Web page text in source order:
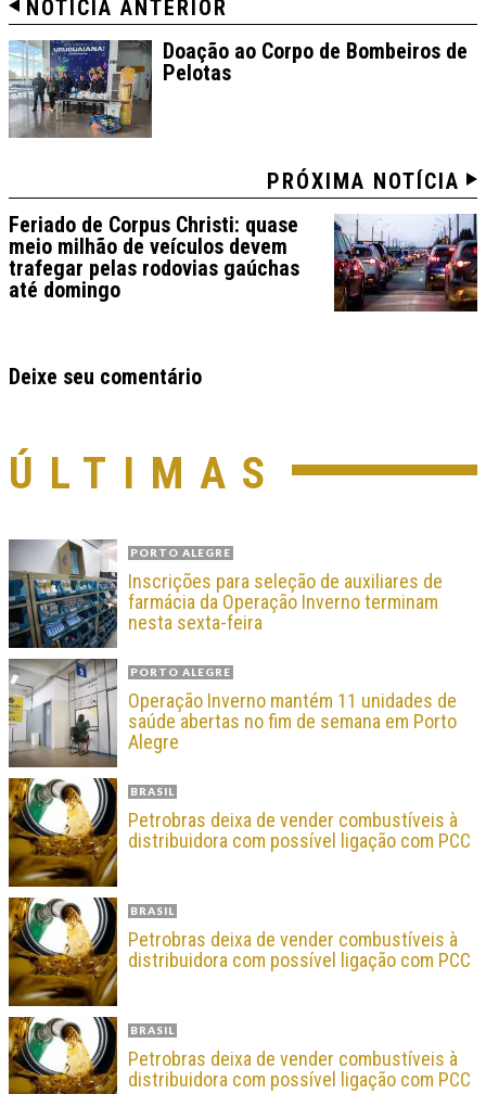
NOTÍCIA ANTERIOR
Doação ao Corpo de Bombeiros de
Pelotas
PRÓXIMA NOTÍCIA
Feriado de Corpus Christi: quase
meio milhão de veículos devem
trafegar pelas rodovias gaúchas
até domingo
Deixe seu comentário
ÚLTIMAS
PORTO ALEGRE
Inscrições para seleção de auxiliares de
farmácia da Operação Inverno terminam
nesta sexta-feira
PORTO ALEGRE
Operação Inverno mantém 11 unidades de
saúde abertas no fim de semana em Porto
Alegre
BRASIL
Petrobras deixa de vender combustíveis à
distribuidora com possível ligação com PCC
BRASIL
Petrobras deixa de vender combustíveis à
distribuidora com possível ligação com PCC
BRASIL
Petrobras deixa de vender combustíveis à
distribuidora com possível ligação com PCC